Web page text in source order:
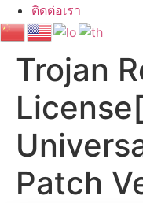
ติดต่อเรา
Trojan
Patch